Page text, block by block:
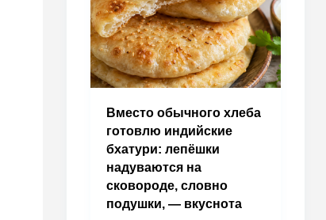
Вместо обычного хлеба
готовлю индийские
бхатури: лепёшки
надуваются на
сковороде, словно
подушки, — вкуснота